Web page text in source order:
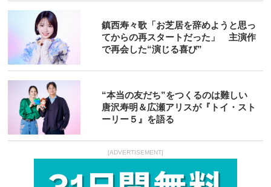
鎮西寿々歌「お芝居を辞めようと思っ
てからの再スタートだった」 主演作
で再会した“演じる喜び”
“本当の友だち”をつくるのは難しい
唐沢寿明＆広瀬アリスが『トイ・スト
ーリー５』を語る
[ADVERTISEMENT]